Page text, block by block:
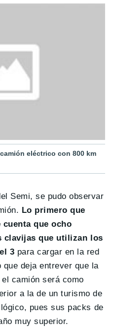
eléctrico con 800 km
Semi, se pudo observar
Lo primero que
que ocho
clavijas que utilizan los
3 para cargar en la red
que deja entrever que la
camión será como
a la de un turismo de
pues sus packs de
muy superior.